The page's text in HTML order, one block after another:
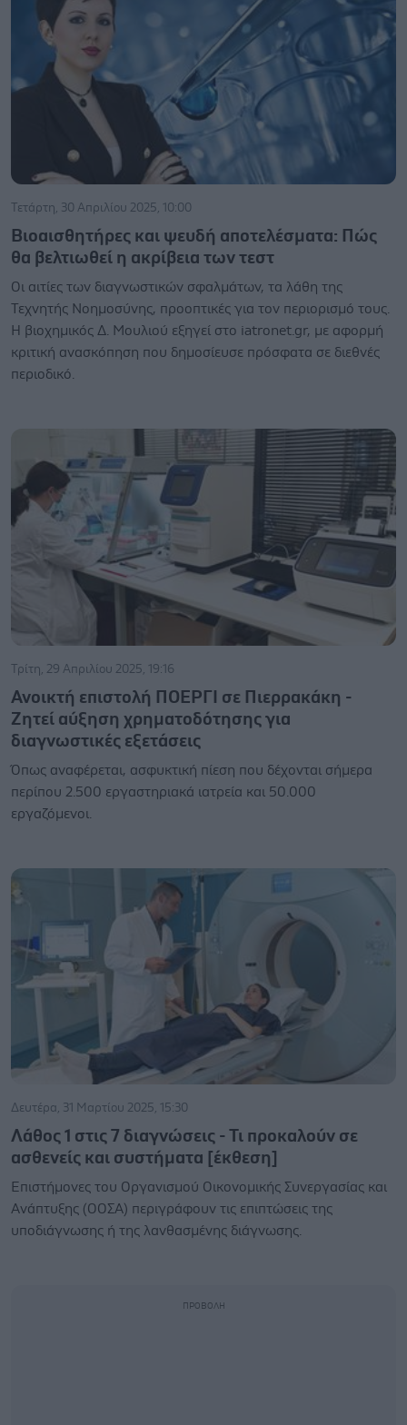
Τετάρτη, 30 Απριλίου 2025, 10:00
Βιοαισθητήρες και ψευδή αποτελέσματα: Πώς
θα βελτιωθεί η ακρίβεια των τεστ
Οι αιτίες των διαγνωστικών σφαλμάτων, τα λάθη της
Τεχνητής Νοημοσύνης, προοπτικές για τον περιορισμό τους.
Η βιοχημικός Δ. Μουλιού εξηγεί στο iatronet.gr, με αφορμή
κριτική ανασκόπηση που δημοσίευσε πρόσφατα σε διεθνές
περιοδικό.
Τρίτη, 29 Απριλίου 2025, 19:16
Ανοικτή επιστολή ΠΟΕΡΓΙ σε Πιερρακάκη -
Ζητεί αύξηση χρηματοδότησης για
διαγνωστικές εξετάσεις
Όπως αναφέρεται, ασφυκτική πίεση που δέχονται σήμερα
περίπου 2.500 εργαστηριακά ιατρεία και 50.000
εργαζόμενοι.
Δευτέρα, 31 Μαρτίου 2025, 15:30
Λάθος 1 στις 7 διαγνώσεις - Τι προκαλούν σε
ασθενείς και συστήματα [έκθεση]
Επιστήμονες του Οργανισμού Οικονομικής Συνεργασίας και
Ανάπτυξης (ΟΟΣΑ) περιγράφουν τις επιπτώσεις της
υποδιάγνωσης ή της λανθασμένης διάγνωσης.